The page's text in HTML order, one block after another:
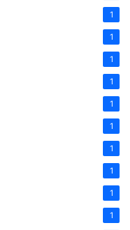
1
1
1
1
1
1
1
1
1
1